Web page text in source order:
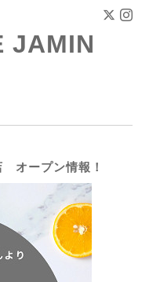
JAMIN
オープン情報！